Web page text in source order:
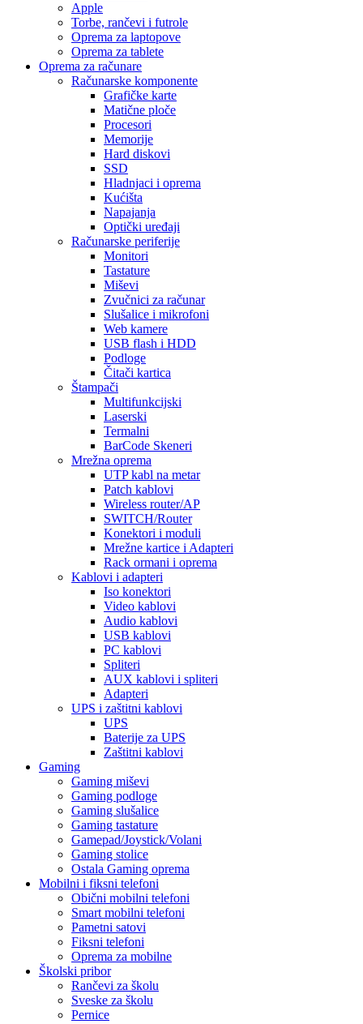
Apple
Torbe, rančevi i futrole
Oprema za laptopove
Oprema za tablete
Oprema za računare
Računarske komponente
Grafičke karte
Matične ploče
Procesori
Memorije
Hard diskovi
SSD
Hladnjaci i oprema
Kućišta
Napajanja
Optički uređaji
Računarske periferije
Monitori
Tastature
Miševi
Zvučnici za računar
Slušalice i mikrofoni
Web kamere
USB flash i HDD
Podloge
Čitači kartica
Štampači
Multifunkcijski
Laserski
Termalni
BarCode Skeneri
Mrežna oprema
UTP kabl na metar
Patch kablovi
Wireless router/AP
SWITCH/Router
Konektori i moduli
Mrežne kartice i Adapteri
Rack ormani i oprema
Kablovi i adapteri
Iso konektori
Video kablovi
Audio kablovi
USB kablovi
PC kablovi
Spliteri
AUX kablovi i spliteri
Adapteri
UPS i zaštitni kablovi
UPS
Baterije za UPS
Zaštitni kablovi
Gaming
Gaming miševi
Gaming podloge
Gaming slušalice
Gaming tastature
Gamepad/Joystick/Volani
Gaming stolice
Ostala Gaming oprema
Mobilni i fiksni telefoni
Obični mobilni telefoni
Smart mobilni telefoni
Pametni satovi
Fiksni telefoni
Oprema za mobilne
Školski pribor
Rančevi za školu
Sveske za školu
Pernice